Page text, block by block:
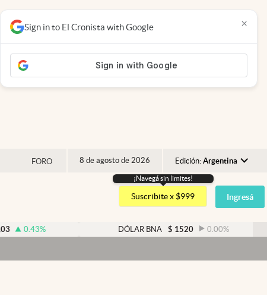
FORO 8 de agosto de 2026 Edición: Argentina
Argentina
España
USA
¡Navegá sin limites!
Suscribite x $999 Ingresá
% DÓLAR BNA $ 1520 0.00%
Sign in to El Cronista with Google ×